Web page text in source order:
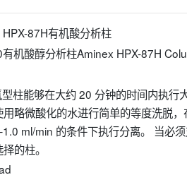
87H有机酸分析柱
机酸醇分析柱Aminex HPX-87H
柱能够在大约 20 分钟的时间内执行
略微酸化的水进行简单的等度洗脱
ml/min 的条件下执行分离。 当必
的柱。